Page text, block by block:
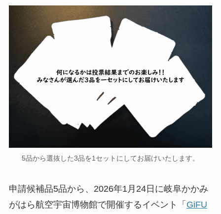
5品から選抜した3品を1セットにしてお届けいたします。
申請候補品5品から、2026年1月24日に岐阜かかみ
がはら航空宇宙博物館で開催するイベント「 GiFU